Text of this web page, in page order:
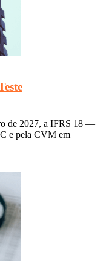
de 2027, a IFRS 18 —
e pela CVM em